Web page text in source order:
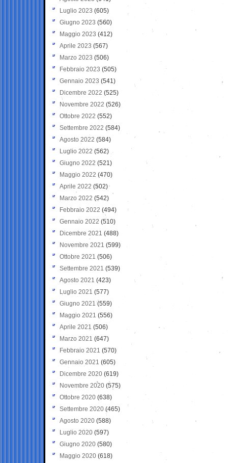
Luglio 2023 (605)
Giugno 2023 (560)
Maggio 2023 (412)
Aprile 2023 (567)
Marzo 2023 (506)
Febbraio 2023 (505)
Gennaio 2023 (541)
Dicembre 2022 (525)
Novembre 2022 (526)
Ottobre 2022 (552)
Settembre 2022 (584)
Agosto 2022 (584)
Luglio 2022 (562)
Giugno 2022 (521)
Maggio 2022 (470)
Aprile 2022 (502)
Marzo 2022 (542)
Febbraio 2022 (494)
Gennaio 2022 (510)
Dicembre 2021 (488)
Novembre 2021 (599)
Ottobre 2021 (506)
Settembre 2021 (539)
Agosto 2021 (423)
Luglio 2021 (577)
Giugno 2021(559)
Maggio 2021 (556)
Aprile 2021 (506)
Marzo 2021 (647)
Febbraio 2021 (570)
Gennaio 2021 (605)
Dicembre 2020 (619)
Novembre 2020 (575)
Ottobre 2020 (638)
Settembre 2020(465)
Agosto 2020 (588)
Luglio 2020 (597)
Giugno 2020 (580)
Maggio 2020 (618)